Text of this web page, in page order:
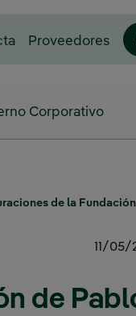
Proveedores
Corporativo
de la Fundación
11/05/
de